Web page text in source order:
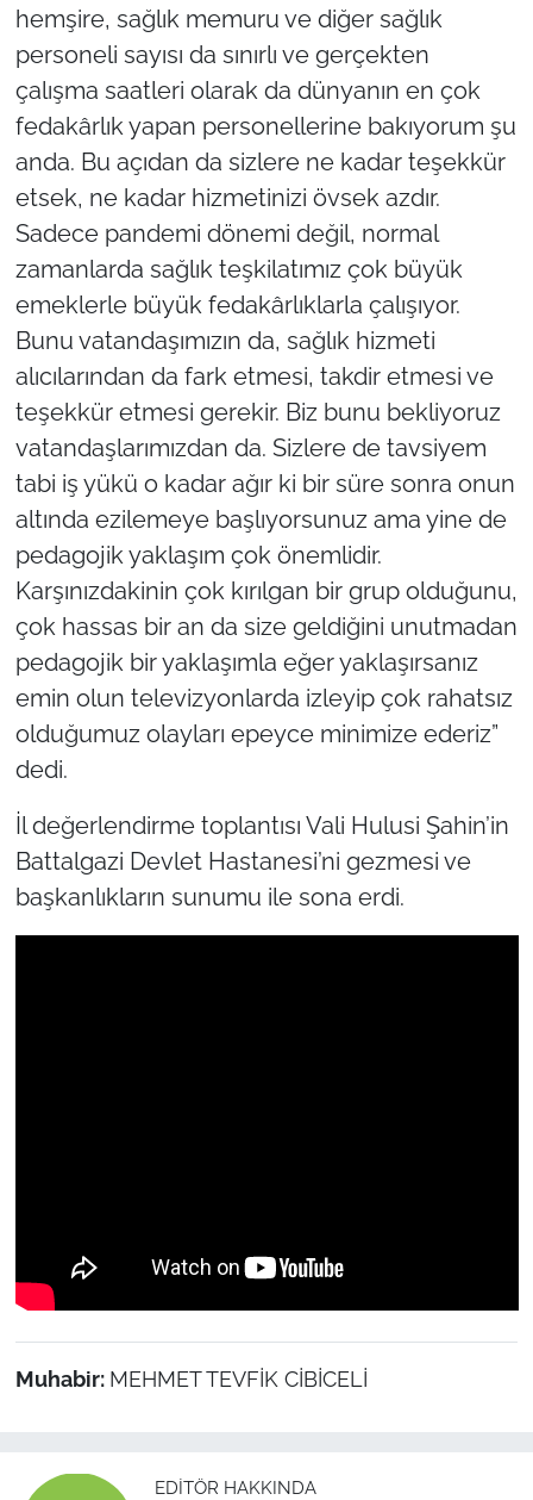
hemşire, sağlık memuru ve diğer sağlık
personeli sayısı da sınırlı ve gerçekten
çalışma saatleri olarak da dünyanın en çok
fedakârlık yapan personellerine bakıyorum şu
anda. Bu açıdan da sizlere ne kadar teşekkür
etsek, ne kadar hizmetinizi övsek azdır.
Sadece pandemi dönemi değil, normal
zamanlarda sağlık teşkilatımız çok büyük
emeklerle büyük fedakârlıklarla çalışıyor.
Bunu vatandaşımızın da, sağlık hizmeti
alıcılarından da fark etmesi, takdir etmesi ve
teşekkür etmesi gerekir. Biz bunu bekliyoruz
vatandaşlarımızdan da. Sizlere de tavsiyem
tabi iş yükü o kadar ağır ki bir süre sonra onun
altında ezilemeye başlıyorsunuz ama yine de
pedagojik yaklaşım çok önemlidir.
Karşınızdakinin çok kırılgan bir grup olduğunu,
çok hassas bir an da size geldiğini unutmadan
pedagojik bir yaklaşımla eğer yaklaşırsanız
emin olun televizyonlarda izleyip çok rahatsız
olduğumuz olayları epeyce minimize ederiz”
dedi.
İl değerlendirme toplantısı Vali Hulusi Şahin’in
Battalgazi Devlet Hastanesi’ni gezmesi ve
başkanlıkların sunumu ile sona erdi.
Muhabir: MEHMET TEVFİK CİBİCELİ
EDITÖR HAKKINDA